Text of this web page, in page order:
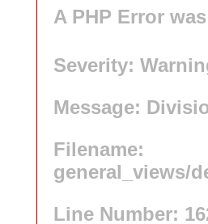
A PHP Error
Severity:
Message:
Filename:
general_views/
Line Number: